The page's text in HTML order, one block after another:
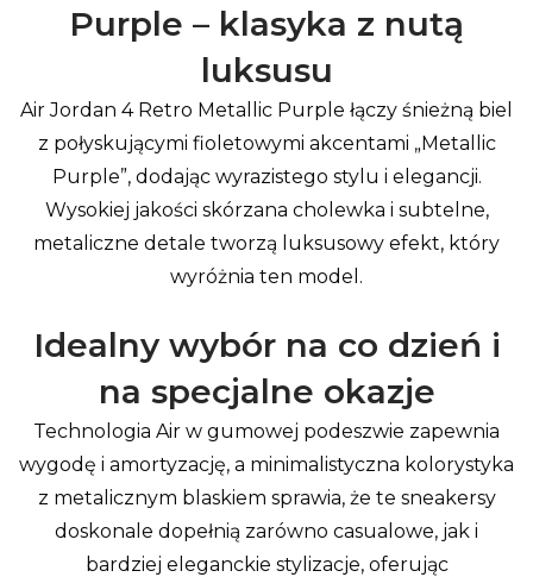
Purple – klasyka z nutą
luksusu
Air Jordan 4 Retro Metallic Purple łączy śnieżną biel
z połyskującymi fioletowymi akcentami „Metallic
Purple”, dodając wyrazistego stylu i elegancji.
Wysokiej jakości skórzana cholewka i subtelne,
metaliczne detale tworzą luksusowy efekt, który
wyróżnia ten model.
Idealny wybór na co dzień i
na specjalne okazje
Technologia Air w gumowej podeszwie zapewnia
wygodę i amortyzację, a minimalistyczna kolorystyka
z metalicznym blaskiem sprawia, że te sneakersy
doskonale dopełnią zarówno casualowe, jak i
bardziej eleganckie stylizacje, oferując